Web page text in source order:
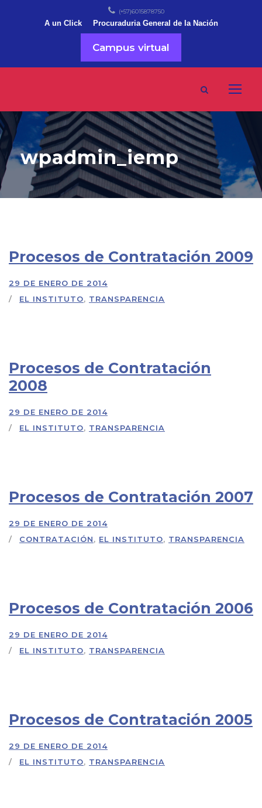
(+57)6015878750
A un Click Procuraduria General de la Nación
Campus virtual
wpadmin_iemp
Procesos de Contratación 2009
29 DE ENERO DE 2014
EL INSTITUTO, TRANSPARENCIA
Procesos de Contratación
2008
29 DE ENERO DE 2014
EL INSTITUTO, TRANSPARENCIA
Procesos de Contratación 2007
29 DE ENERO DE 2014
CONTRATACIÓN, EL INSTITUTO, TRANSPARENCIA
Procesos de Contratación 2006
29 DE ENERO DE 2014
EL INSTITUTO, TRANSPARENCIA
Procesos de Contratación 2005
29 DE ENERO DE 2014
EL INSTITUTO, TRANSPARENCIA